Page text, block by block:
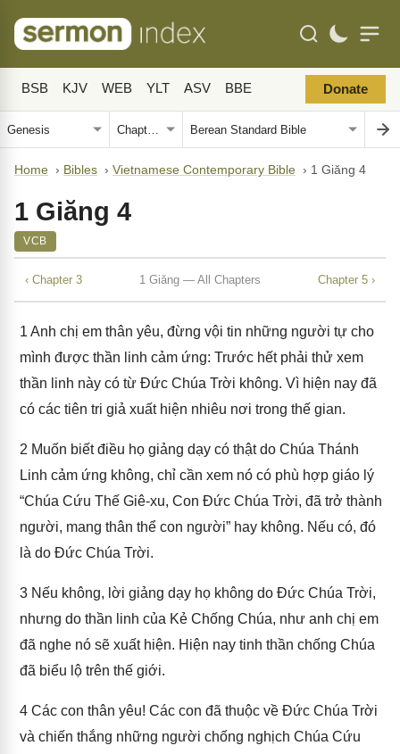
BSB KJV WEB YLT ASV BBE Donate
Home › Bibles › Vietnamese Contemporary Bible › 1 Giăng 4
1 Giăng 4
VCB
‹ Chapter 3 1 Giăng — All Chapters Chapter 5 ›
1 Anh chị em thân yêu, đừng vội tin những người tự cho
mình được thần linh cảm ứng: Trước hết phải thử xem
thần linh này có từ Đức Chúa Trời không. Vì hiện nay đã
có các tiên tri giả xuất hiện nhiêu nơi trong thế gian.
2 Muốn biết điều họ giảng dạy có thật do Chúa Thánh
Linh cảm ứng không, chỉ cần xem nó có phù hợp giáo lý
“Chúa Cứu Thế Giê-xu, Con Đức Chúa Trời, đã trở thành
người, mang thân thể con người” hay không. Nếu có, đó
là do Đức Chúa Trời.
3 Nếu không, lời giảng dạy họ không do Đức Chúa Trời,
nhưng do thần linh của Kẻ Chống Chúa, như anh chị em
đã nghe nó sẽ xuất hiện. Hiện nay tinh thần chống Chúa
đã biểu lộ trên thế giới.
4 Các con thân yêu! Các con đã thuộc về Đức Chúa Trời
và chiến thắng những người chống nghịch Chúa Cứu